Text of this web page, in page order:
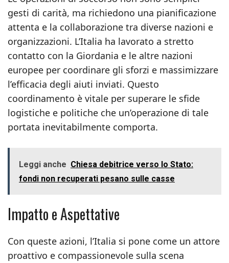
gesti di carità, ma richiedono una pianificazione
attenta e la collaborazione tra diverse nazioni e
organizzazioni. L’Italia ha lavorato a stretto
contatto con la Giordania e le altre nazioni
europee per coordinare gli sforzi e massimizzare
l’efficacia degli aiuti inviati. Questo
coordinamento è vitale per superare le sfide
logistiche e politiche che un’operazione di tale
portata inevitabilmente comporta.
Leggi anche Chiesa debitrice verso lo Stato:
fondi non recuperati pesano sulle casse
Impatto e Aspettative
Con queste azioni, l’Italia si pone come un attore
proattivo e compassionevole sulla scena